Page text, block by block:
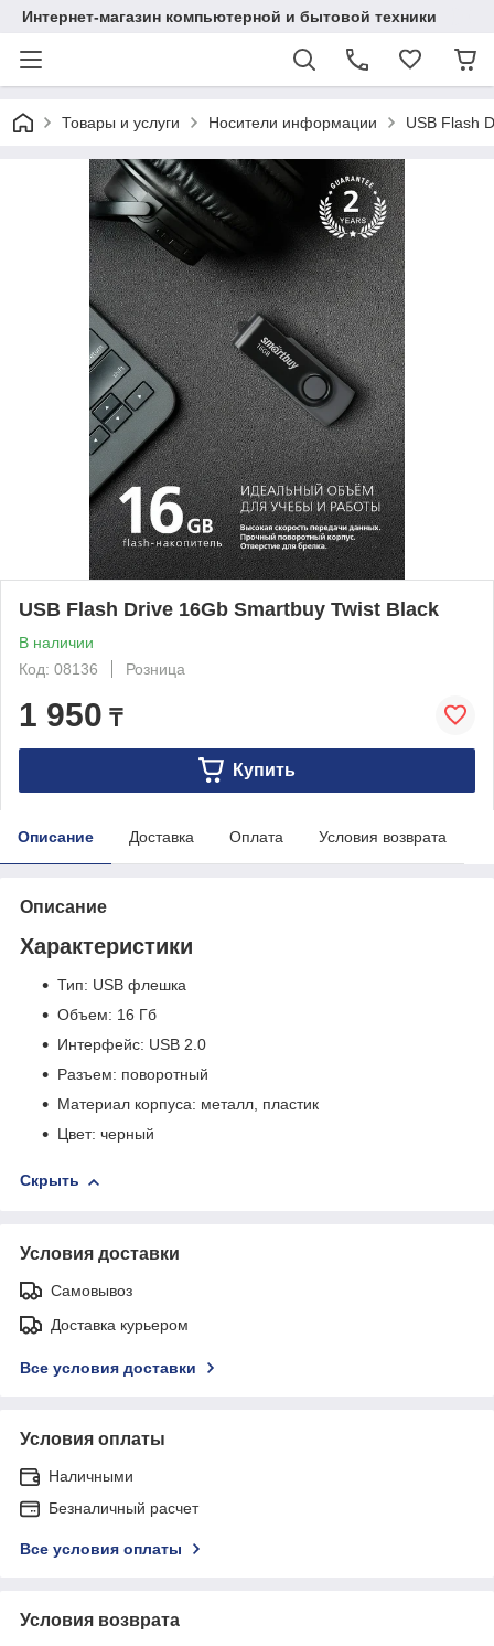
Интернет-магазин компьютерной и бытовой техники
Товары и услуги Носители информации USB Flash
USB Flash Drive 16Gb Smartbuy Twist Black
В наличии
Код: 08136
Розница
1 950 ₸
Купить
Описание Доставка Оплата Условия возврата
Описание
Характеристики
Тип: USB флешка
Объем: 16 Гб
Интерфейс: USB 2.0
Разъем: поворотный
Материал корпуса: металл, пластик
Цвет: черный
Скрыть
Условия доставки
Самовывоз
Доставка курьером
Все условия доставки
Условия оплаты
Наличными
Безналичный расчет
Все условия оплаты
Условия возврата